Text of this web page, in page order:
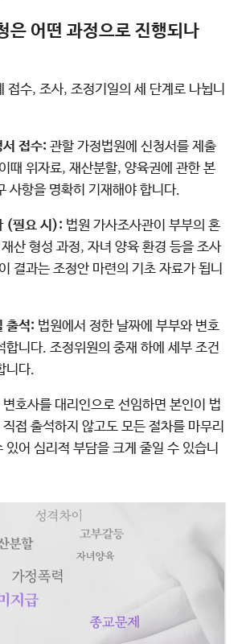
은 어떤 과정으로 진행되나
접수, 조사, 조정기일의 세 단계로 나뉩니
접수: 관할 가정법원에 신청서를 제출
때 위자료, 재산분할, 양육권에 관한 본
사항을 명확히 기재해야 합니다.
(필요 시): 법원 가사조사관이 부부의 혼
산 형성 과정, 자녀 양육 환경 등을 조사
결과는 조정안 마련의 기초 자료가 됩니
출석: 법원에서 정한 날짜에 부부와 변호
합니다. 조정위원의 중재 하에 세부 조건
니다.
변호사를 대리인으로 선임하면 본인이 법
접 출석하지 않고도 모든 절차를 마무리
있어 심리적 부담을 크게 줄일 수 있습니